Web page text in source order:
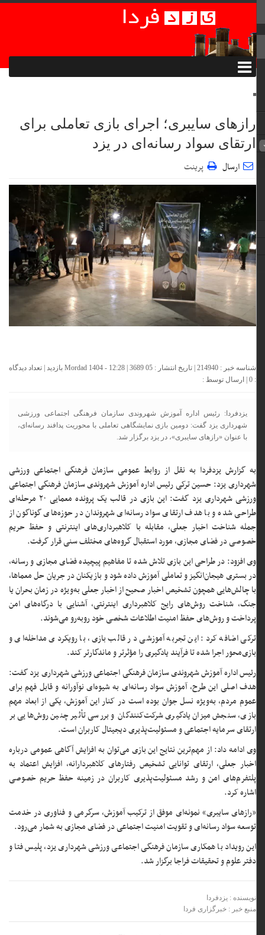
رازهای سایبری؛ اجرای بازی تعاملی برای
ارتقای سواد رسانه‌ای در یزد
ارسال پرینت
شناسه خبر : 214940 | تاریخ انتشار : 05 Mordad 1404 - 12:28 | 3689 بازدید | تعداد دیدگاه
| ارسال توسط :
یزدفردا: رئیس اداره آموزش شهروندی سازمان فرهنگی اجتماعی ورزشی
شهرداری یزد گفت: دومین بازی نمایشگاهی تعاملی با محوریت پدافند رسانه‌ای،
با عنوان «رازهای سایبری»، در یزد برگزار شد.
به گزارش یزدفردا به نقل از روابط عمومی سازمان فرهنگی اجتماعی ورزشی
شهرداری یزد: حسین ترکی رئیس اداره آموزش شهروندی سازمان فرهنگی اجتماعی
ورزشی شهرداری یزد گفت: این بازی در قالب یک پرونده معمایی ۲۰ مرحله‌ای
طراحی شده و با هدف ارتقای سواد رسانه‌ای شهروندان در حوزه‌های گوناگون از
جمله شناخت اخبار جعلی، مقابله با کلاهبرداری‌های اینترنتی و حفظ حریم
خصوصی در فضای مجازی، مورد استقبال گروه‌های مختلف سنی قرار گرفت.
وی افزود: در طراحی این بازی تلاش شده تا مفاهیم پیچیده فضای مجازی و رسانه،
در بستری هیجان‌انگیز و تعاملی آموزش داده شود و بازیکنان در جریان حل معماها،
با چالش‌هایی همچون تشخیص اخبار صحیح از اخبار جعلی به‌ویژه در زمان بحران یا
جنگ، شناخت روش‌های رایج کلاهبرداری اینترنتی، آشنایی با درگاه‌های امن
پرداخت و روش‌های حفظ امنیت اطلاعات شخصی خود روبه‌رو می‌شوند.
ترکی اضافه کرد: این تجربه آموزشی در قالب بازی، با رویکردی مداخله‌ای و
بازی‌محور اجرا شده تا فرآیند یادگیری را مؤثرتر و ماندگارتر کند.
رئیس اداره آموزش شهروندی سازمان فرهنگی اجتماعی ورزشی شهرداری یزد گفت:
هدف اصلی این طرح، آموزش سواد رسانه‌ای به شیوه‌ای نوآورانه و قابل فهم برای
عموم مردم، به‌ویژه نسل جوان بوده است در کنار این آموزش، یکی از ابعاد مهم
بازی، سنجش میزان یادگیری شرکت‌کنندگان و بررسی تأثیر چنین روش‌هایی بر
ارتقای سرمایه اجتماعی و مسئولیت‌پذیری دیجیتال کاربران است.
وی ادامه داد: از مهم‌ترین نتایج این بازی می‌توان به افزایش آگاهی عمومی درباره
اخبار جعلی، ارتقای توانایی تشخیص رفتارهای کلاهبردارانه، افزایش اعتماد به
پلتفرم‌های امن و رشد مسئولیت‌پذیری کاربران در زمینه حفظ حریم خصوصی
اشاره کرد.
«رازهای سایبری» نمونه‌ای موفق از ترکیب آموزش، سرگرمی و فناوری در خدمت
توسعه سواد رسانه‌ای و تقویت امنیت اجتماعی در فضای مجازی به شمار می‌رود.
این رویداد با همکاری سازمان فرهنگی اجتماعی ورزشی شهرداری یزد، پلیس فتا و
دفتر علوم و تحقیقات فراجا برگزار شد.
نویسنده : یزدفردا
منبع خبر : خبرگزاری فردا